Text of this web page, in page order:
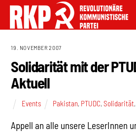
19. NOVEMBER 2007
Solidarität mit der
Aktuell
Events Pakistan, PTUDC,Solidarität
Appell an alle unsere LeserInnen